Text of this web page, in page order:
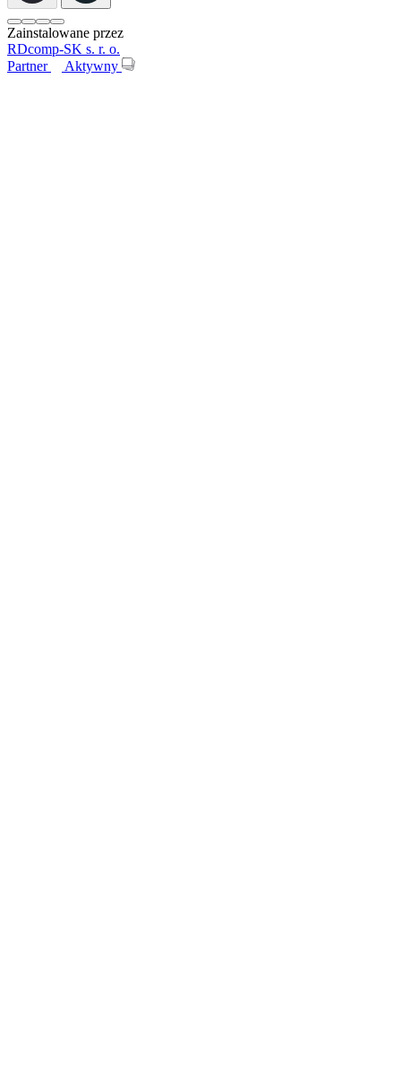
Zainstalowane przez
RDcomp-SK s. r. o.
Partner
Aktywny